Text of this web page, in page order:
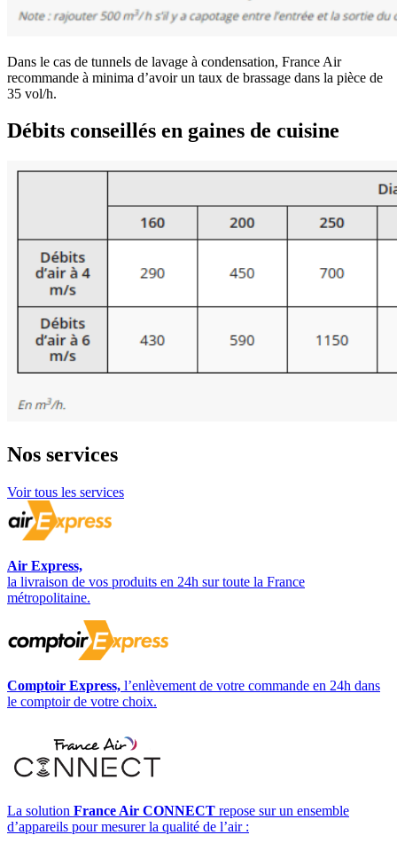
Dans le cas de tunnels de lavage à condensation, France Air
recommande à minima d’avoir un taux de brassage dans la pièce de
35 vol/h.
Débits conseillés en gaines de cuisine
Nos services
Voir tous les services
Air Express,
la livraison de vos produits en 24h sur toute la France
métropolitaine.
Comptoir Express, l’enlèvement de votre commande en 24h dans
le comptoir de votre choix.
La solution France Air CONNECT repose sur un ensemble
d’appareils pour mesurer la qualité de l’air :